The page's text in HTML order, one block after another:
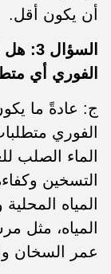
أن يكون أقل.
الفوري أي
ج: عادةً ما
الفوري
الماء الصلب
التسخين
المياه
المياه، مثل
عمر السخان